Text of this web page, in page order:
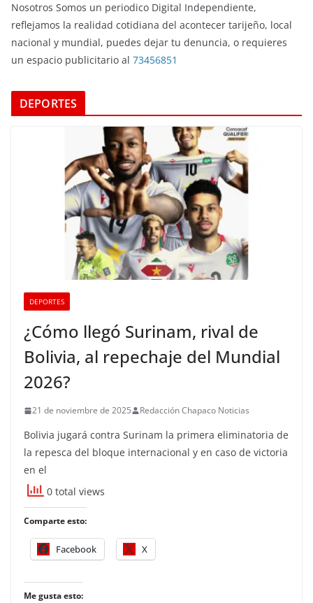
Nosotros Somos un periodico Digital Independiente,
reflejamos la realidad cotidiana del acontecer tarijeño, local
nacional y mundial, puedes dejar tu denuncia, o requieres
un espacio publicitario al 73456851
DEPORTES
DEPORTES
¿Cómo llegó Surinam, rival de
Bolivia, al repechaje del Mundial
2026?
21 de noviembre de 2025 Redacción Chapaco Noticias
Bolivia jugará contra Surinam la primera eliminatoria de
la repesca del bloque internacional y en caso de victoria
en el
0 total views
Comparte esto:
Facebook X
Me gusta esto: